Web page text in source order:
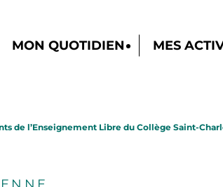
MON QUOTIDIEN MES
de l’Enseignement Libre du Collège Saint-